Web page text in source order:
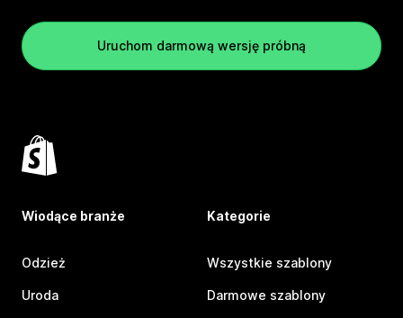
Uruchom darmową wersję próbną
Wiodące branże
Odzież
Uroda
Kategorie
Wszystkie szablony
Darmowe szablony